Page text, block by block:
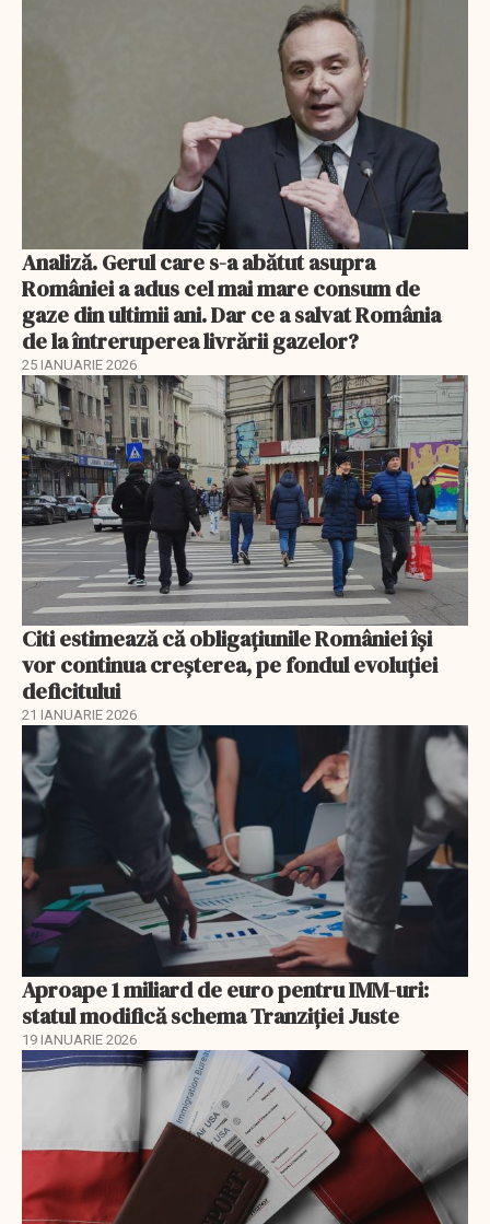
Analiză. Gerul care s-a abătut asupra
României a adus cel mai mare consum de
gaze din ultimii ani. Dar ce a salvat România
de la întreruperea livrării gazelor?
25 IANUARIE 2026
Citi estimează că obligațiunile României își
vor continua creșterea, pe fondul evoluției
deficitului
21 IANUARIE 2026
Aproape 1 miliard de euro pentru IMM-uri:
statul modifică schema Tranziției Juste
19 IANUARIE 2026